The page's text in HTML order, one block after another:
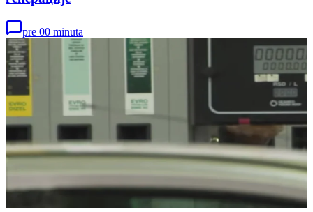
pre 00 minuta